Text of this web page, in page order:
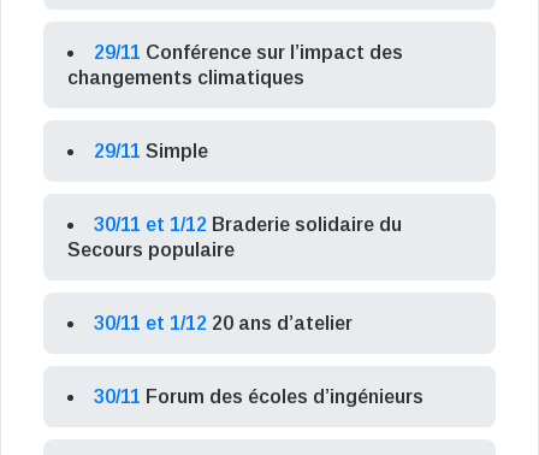
29/11 Conférence sur l’impact des
changements climatiques
29/11 Simple
30/11 et 1/12 Braderie solidaire du
Secours populaire
30/11 et 1/12 20 ans d’atelier
30/11 Forum des écoles d’ingénieurs